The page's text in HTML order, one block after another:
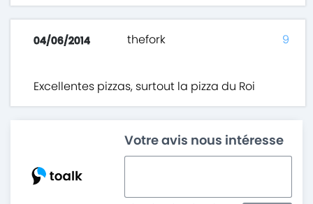
04/06/2014 thefork
Excellentes pizzas, surtout la pizza du Roi
9
Votre avis nous intéresse